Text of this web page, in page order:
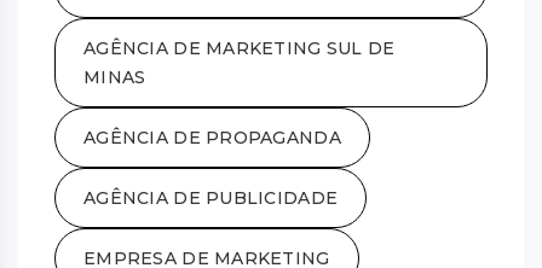
AGÊNCIA DE MARKETING SUL DE
MINAS
AGÊNCIA DE PROPAGANDA
AGÊNCIA DE PUBLICIDADE
EMPRESA DE MARKETING